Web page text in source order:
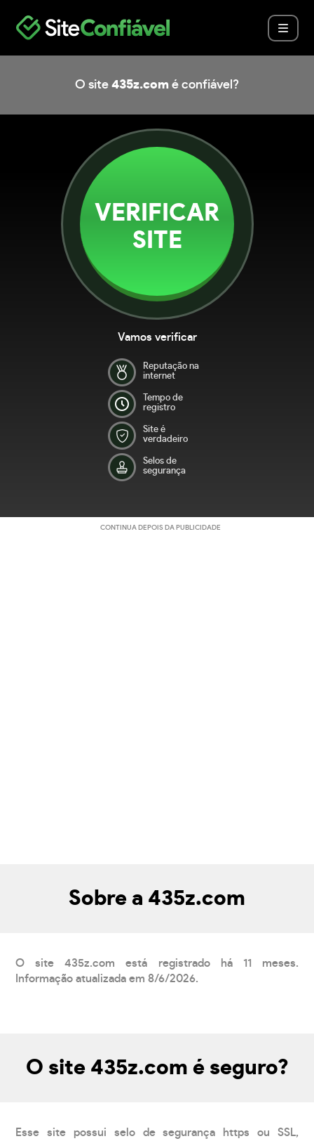
O site 435z.com é confiável?
VERIFICAR
SITE
Vamos verificar
Reputação na
internet
Tempo de
registro
Site é
verdadeiro
Selos de
segurança
CONTINUA DEPOIS DA PUBLICIDADE
Sobre a 435z.com
O site 435z.com está registrado há 11 meses.
Informação atualizada em 8/6/2026.
O site 435z.com é seguro?
Esse site possui selo de segurança https ou SSL,